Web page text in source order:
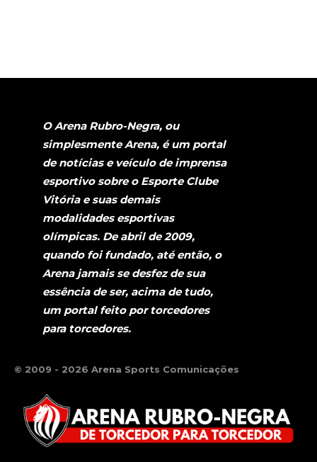
O Arena Rubro-Negra, ou
simplesmente Arena, é um portal
de notícias e veículo de imprensa
esportivo sobre o Esporte Clube
Vitória e suas demais
modalidades esportivas
olímpicas. De abril de 2009,
quando foi fundado, até então, o
Arena jamais se desfez de sua
essência de ser, acima de tudo,
um portal feito por torcedores
para torcedores.
© 2009 - 2026 Arena Sports Comunicações